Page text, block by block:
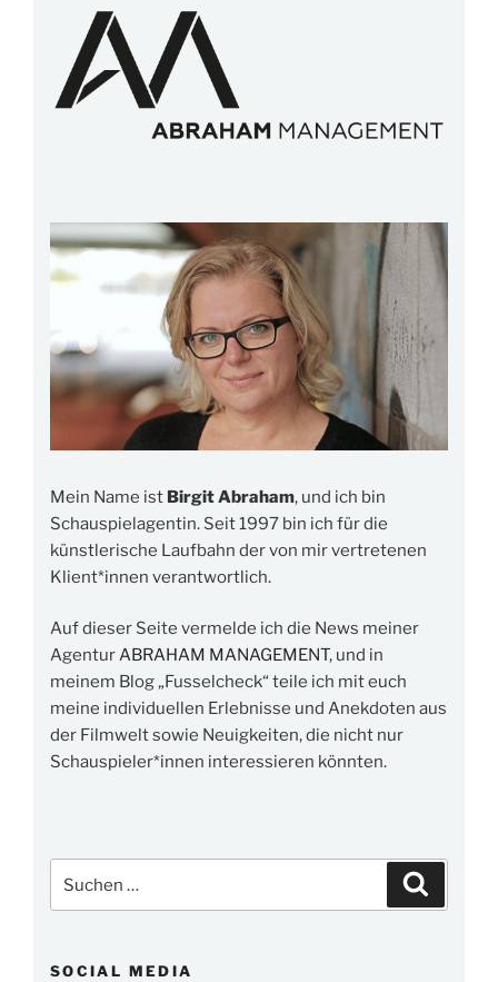
Mein Name ist Birgit Abraham, und ich bin
Schauspielagentin. Seit 1997 bin ich für die
künstlerische Laufbahn der von mir vertretenen
Klient*innen verantwortlich.
Auf dieser Seite vermelde ich die News meiner
AgenturABRAHAM MANAGEMENT, und in
meinem Blog „Fusselcheck“ teile ich mit euch
meine individuellen Erlebnisse und Anekdoten aus
der Filmwelt sowie Neuigkeiten, die nicht nur
Schauspieler*innen interessieren könnten.
nach:
SOCIAL MEDIA